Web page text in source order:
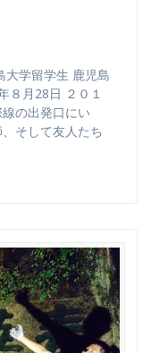
大学留学生 鹿児島
８月28日 ２０１
の出発口にい
そして友人たち